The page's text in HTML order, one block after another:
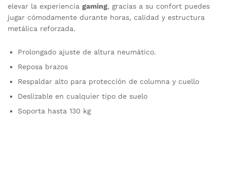
elevar la experiencia gaming, gracias a su confort puedes
jugar cómodamente durante horas, calidad y estructura
metálica reforzada.
Prolongado ajuste de altura neumático.
Reposa brazos
Respaldar alto para protección de columna y cuello
Deslizable en cualquier tipo de suelo
Soporta hasta 130 kg